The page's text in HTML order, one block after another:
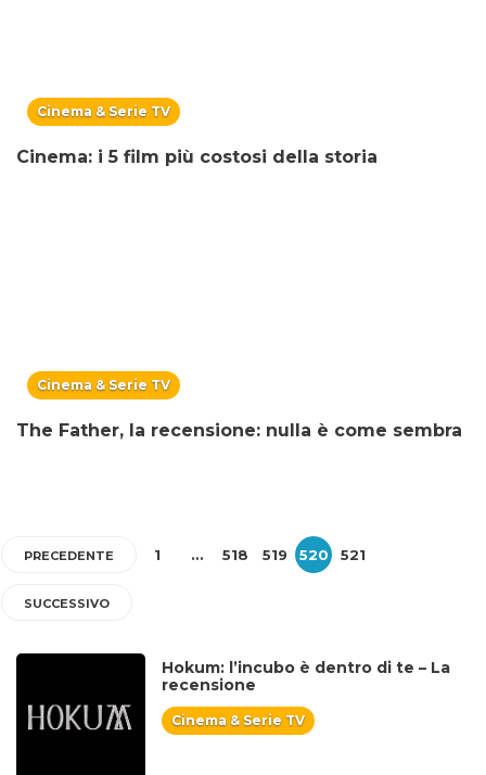
Cinema & Serie TV
Cinema: i 5 film più costosi della storia
Cinema & Serie TV
The Father, la recensione: nulla è come sembra
PRECEDENTE 1 … 518 519 520 521
SUCCESSIVO
Hokum: l’incubo è dentro di te – La
recensione
Cinema & Serie TV